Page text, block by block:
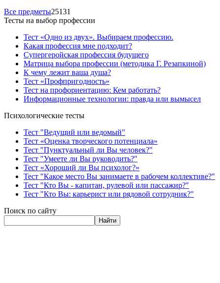
Все предметы25131
Тесты на выбор профессии
Тест «Одно из двух». Выбираем профессию.
Какая профессия мне подходит?
Супергеройская профессия будущего
Матрица выбора профессии (методика Г. Резапкиной)
К чему лежит ваша душа?
Тест «Профпригодность»
Тест на профориентацию: Кем работать?
Информационные технологии: правда или вымысел
Психологические тесты
Тест "Ведущий или ведомый"
Тест «Оценка творческого потенциала»
Тест "Пунктуальный ли Вы человек?"
Тест "Умеете ли Вы руководить?"
Тест «Хороший ли Вы психолог?»
Тест "Какое место Вы занимаете в рабочем коллективе?"
Тест "Кто Вы - капитан, рулевой или пассажир?"
Тест "Кто Вы: карьерист или рядовой сотрудник?"
Поиск по сайту
Найти